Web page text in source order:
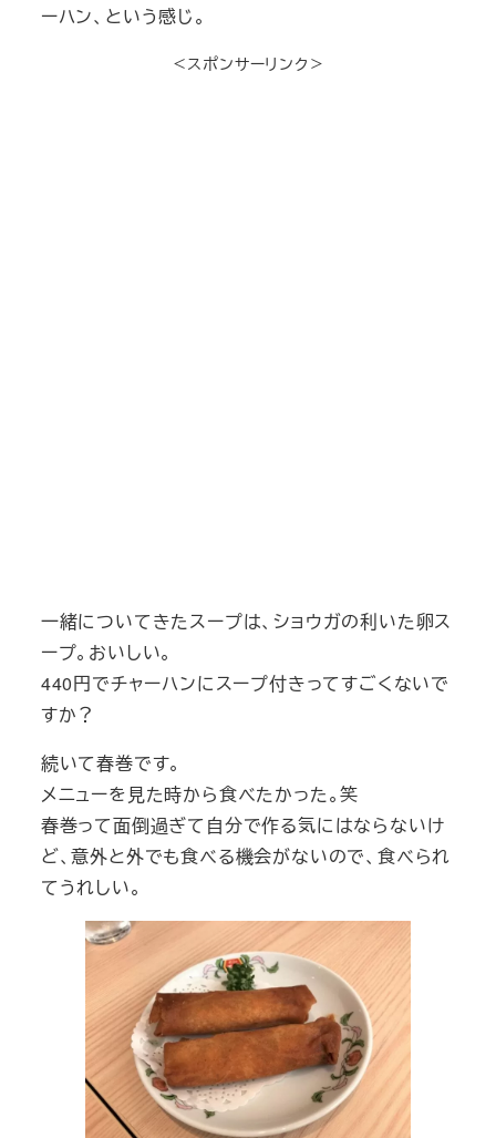
ーハン、という感じ。
＜スポンサーリンク＞
一緒についてきたスープは、ショウガの利いた卵ス
ープ。おいしい。
440円でチャーハンにスープ付きってすごくないで
すか？
続いて春巻です。
メニューを見た時から食べたかった。笑
春巻って面倒過ぎて自分で作る気にはならないけ
ど、意外と外でも食べる機会がないので、食べられ
てうれしい。